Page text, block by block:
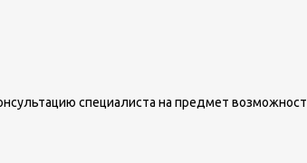
специалиста на предмет